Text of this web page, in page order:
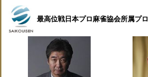
最高位戦日本プロ麻雀協会所属プロ